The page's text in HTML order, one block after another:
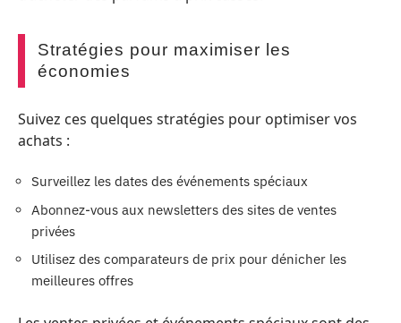
Stratégies pour maximiser les
économies
Suivez ces quelques stratégies pour optimiser vos
achats :
Surveillez les dates des événements spéciaux
Abonnez-vous aux newsletters des sites de ventes
privées
Utilisez des comparateurs de prix pour dénicher les
meilleures offres